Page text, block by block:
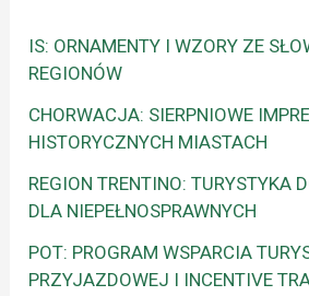
IS: ORNAMENTY I WZORY ZE
REGIONÓW
CHORWACJA: SIERPNIOWE
HISTORYCZNYCH MIASTACH
REGION TRENTINO: TURYSTYKA
DLA NIEPEŁNOSPRAWNYCH
POT: PROGRAM WSPARCIA
PRZYJAZDOWEJ I INCENTIVE